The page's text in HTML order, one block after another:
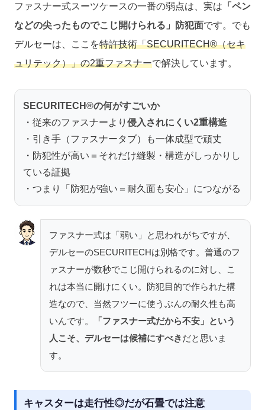
ファスナー式スーツケースの一番の弱点は、実は 「ペン
などの尖ったものでこじ開けられる」防犯面です。でも
デルセーは、ここを特許技術「SECURITECH®（セキ
ュリテック）」の2重ファスナーで解決しています。
SECURITECH®の何がすごいか
・従来のファスナーより 侵入されにくい2重構造
・引き手（ファスナータブ）も一体成型で頑丈
・防犯性が高い＝それだけ縫製・構造がしっかりし
ている証拠
・つまり「防犯が強い＝耐久面も安心」につながる
ファスナー式は「弱い」と思われがちですが、
デルセーのSECURITECHは別格です。普通のフ
ァスナーが数秒でこじ開けられるのに対し、こ
れは本当に開けにくい。防犯目的で作られた構
造なので、当然フツーに使うぶんの耐久性も高
いんです。
「ファスナー式だから不安」という
人こそ、デルセーは候補にすべきだと思いま
す。
キャスターは走行性◎だが石畳では注意